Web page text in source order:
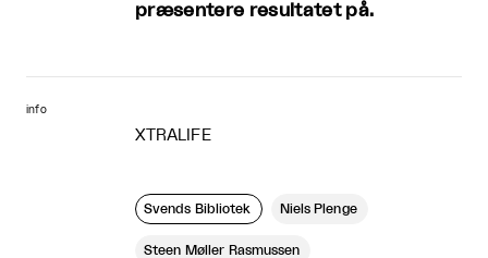
præsentere resultatet på.
info
XTRALIFE
Svends Bibliotek Niels Plenge
Steen Møller Rasmussen